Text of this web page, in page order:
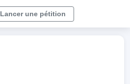
Lancer une pétition